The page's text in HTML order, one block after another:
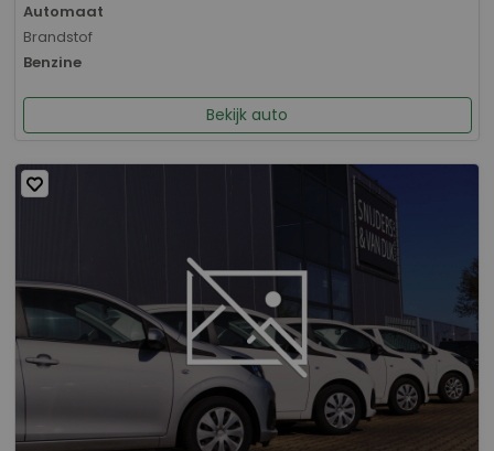
Automaat
Brandstof
Benzine
Bekijk auto